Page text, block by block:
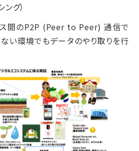
グ）
間のP2P (Peer to Peer) 通信で
ない環境でもデータのやり取りを行